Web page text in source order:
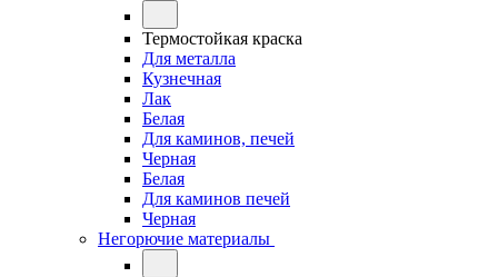
Термостойкая краска
Для металла
Кузнечная
Лак
Белая
Для каминов, печей
Черная
Белая
Для каминов печей
Черная
Негорючие материалы